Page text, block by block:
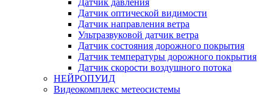
Датчик давления
Датчик оптической видимости
Датчик направления ветра
Ультразвуковой датчик ветра
Датчик состояния дорожного покрытия
Датчик температуры дорожного покрытия
Датчик скорости воздушного потока
НЕЙРОПУИД
Видеокомплекс метеосистемы